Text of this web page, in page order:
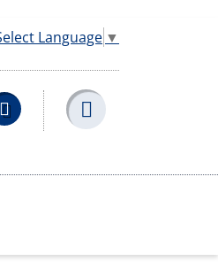
Language ▼
Wikipedia